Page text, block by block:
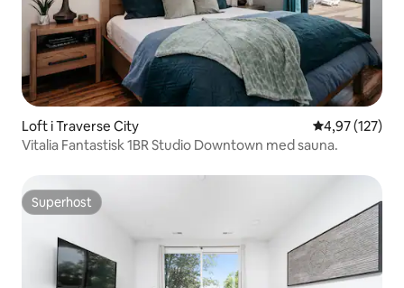
Loft i Traverse City 4,97 ud af 5 i
4,97 (127)
Vitalia Fantastisk 1BR Studio Downtown med sauna.
Superhost
Superhost